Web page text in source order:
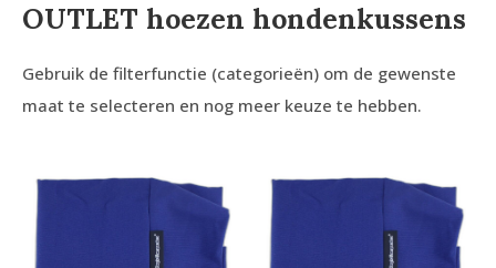
OUTLET hoezen hondenkussens
Gebruik de filterfunctie (categorieën) om de gewenste
maat te selecteren en nog meer keuze te hebben.